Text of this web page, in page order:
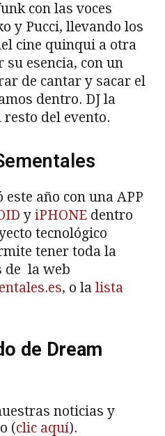
con las voces
y Pucci, llevando los
cine quinqui a otra
esencia, con un
de cantar y sacar el
dentro. DJ la
del evento.
año con una APP
y iPHONE dentro
tecnológico
tener toda la
de la web
, o la lista
de Dream
noticias y
(clic aquí).